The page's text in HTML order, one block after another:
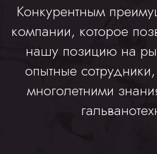
Конкурентным
компании, которое
нашу позицию на
опытные
многолетними